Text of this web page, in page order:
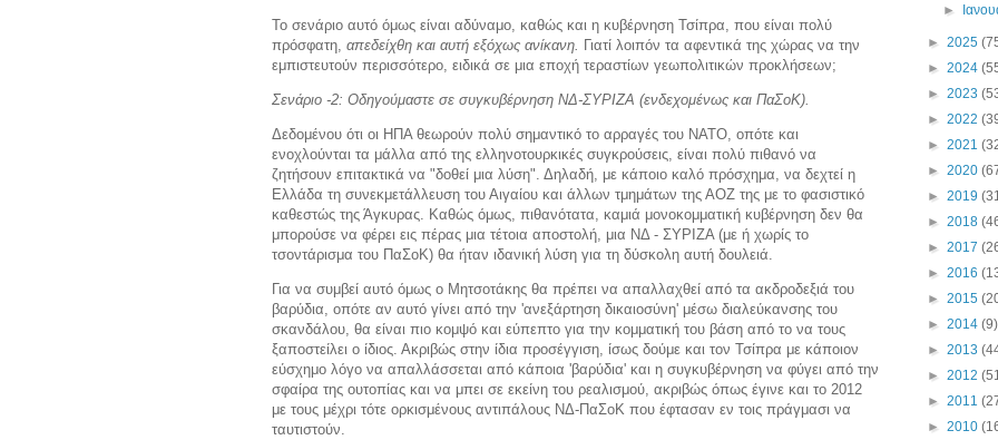
Το σενάριο αυτό όμως είναι αδύναμο, καθώς και η κυβέρνηση Τσίπρα, που είναι πολύ
πρόσφατη, απεδείχθη και αυτή εξόχως ανίκανη.
Γιατί λοιπόν τα αφεντικά της χώρας να την
εμπιστευτούν περισσότερο, ειδικά σε μια εποχή τεραστίων γεωπολιτικών προκλήσεων;
Σενάριο -2: Οδηγούμαστε σε συγκυβέρνηση ΝΔ-ΣΥΡΙΖΑ (ενδεχομένως και ΠαΣοΚ).
Δεδομένου ότι οι ΗΠΑ θεωρούν πολύ σημαντικό το αρραγές του ΝΑΤΟ, οπότε και
ενοχλούνται τα μάλλα από της ελληνοτουρκικές συγκρούσεις, είναι πολύ πιθανό να
ζητήσουν επιτακτικά να "δοθεί μια λύση". Δηλαδή, με κάποιο καλό πρόσχημα, να δεχτεί η
Ελλάδα τη συνεκμετάλλευση του Αιγαίου και άλλων τμημάτων της ΑΟΖ της με το φασιστικό
καθεστώς της Άγκυρας. Καθώς όμως, πιθανότατα, καμιά μονοκομματική κυβέρνηση δεν θα
μπορούσε να φέρει εις πέρας μια τέτοια αποστολή, μια ΝΔ - ΣΥΡΙΖΑ (με ή χωρίς το
τσοντάρισμα του ΠαΣοΚ) θα ήταν ιδανική λύση για τη δύσκολη αυτή δουλειά.
Για να συμβεί αυτό όμως ο Μητσοτάκης θα πρέπει να απαλλαχθεί από τα ακδροδεξιά του
βαρύδια, οπότε αν αυτό γίνει από την 'ανεξάρτηση δικαιοσύνη' μέσω διαλεύκανσης του
σκανδάλου, θα είναι πιο κομψό και εύπεπτο για την κομματική του βάση από το να τους
ξαποστείλει ο ίδιος. Ακριβώς στην ίδια προσέγγιση, ίσως δούμε και τον Τσίπρα με κάποιον
εύσχημο λόγο να απαλλάσσεται από κάποια 'βαρύδια' και η συγκυβέρνηση να φύγει από την
σφαίρα της ουτοπίας και να μπει σε εκείνη του ρεαλισμού, ακριβώς όπως έγινε και το 2012
με τους μέχρι τότε ορκισμένους αντιπάλους ΝΔ-ΠαΣοΚ που έφτασαν εν τοις πράγμασι να
ταυτιστούν.
►
► 2025
► 2024
► 2023
► 2022
► 2021
► 2020
► 2019
► 2018
► 2017
► 2016
► 2015
► 2014 (9)
► 2013
► 2012
► 2011
► 2010